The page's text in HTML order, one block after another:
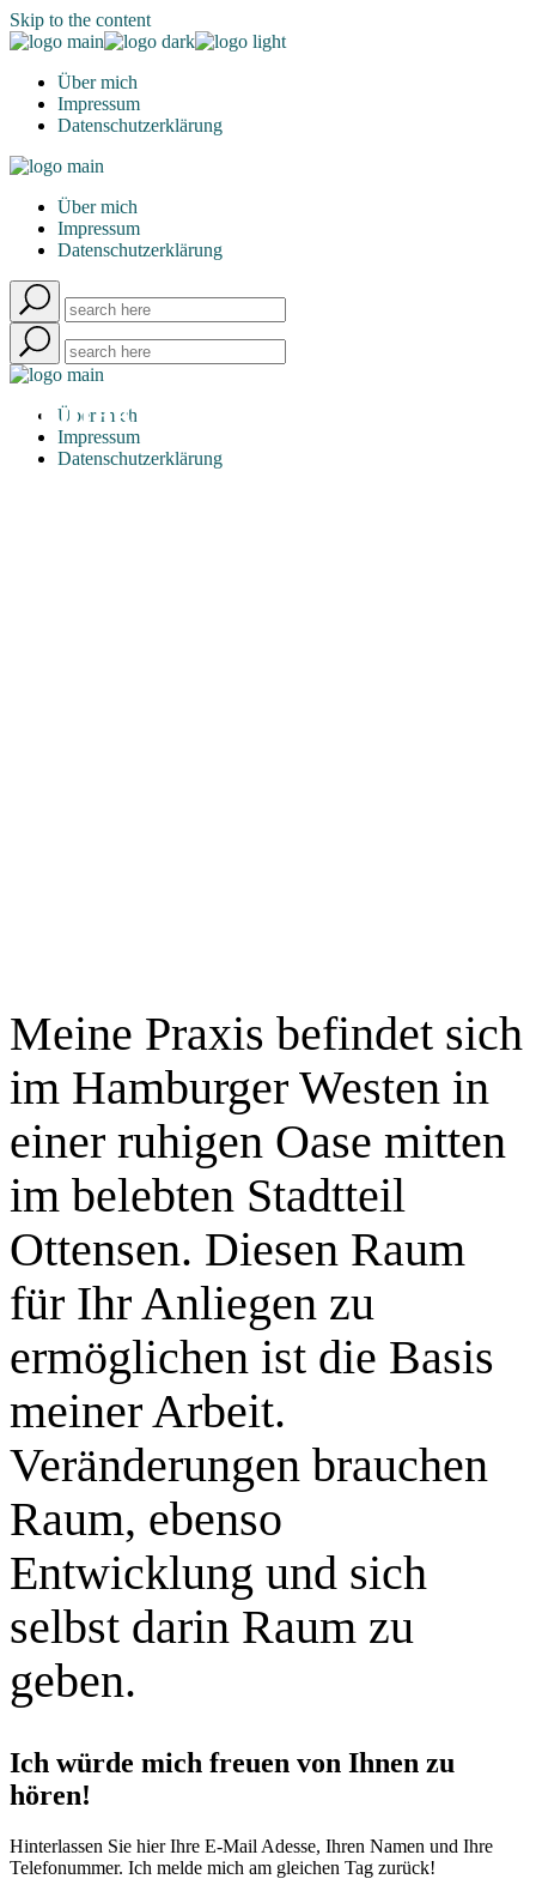
Skip to the content
Über mich
Impressum
Datenschutzerklärung
Über mich
Impressum
Datenschutzerklärung
Über mich
Impressum
Datenschutzerklärung
Kontakt
Meine Praxis befindet sich
im Hamburger Westen in
einer ruhigen Oase mitten
im belebten Stadtteil
Ottensen. Diesen Raum
für Ihr Anliegen zu
ermöglichen ist die Basis
meiner Arbeit.
Veränderungen brauchen
Raum, ebenso
Entwicklung und sich
selbst darin Raum zu
geben.
Ich würde mich freuen von Ihnen zu
hören!
Hinterlassen Sie hier Ihre E-Mail Adesse, Ihren Namen und Ihre
Telefonummer. Ich melde mich am gleichen Tag zurück!